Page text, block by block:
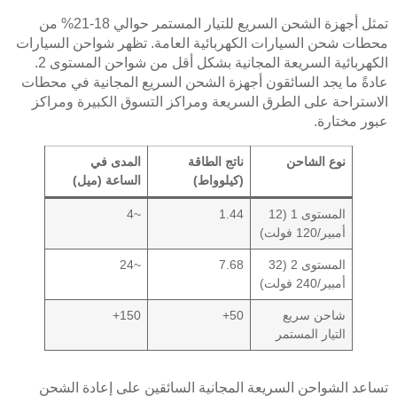
تمثل أجهزة الشحن السريع للتيار المستمر حوالي 18-21% من
محطات شحن السيارات الكهربائية العامة. تظهر شواحن السيارات
الكهربائية السريعة المجانية بشكل أقل من شواحن المستوى 2.
عادةً ما يجد السائقون أجهزة الشحن السريع المجانية في محطات
الاستراحة على الطرق السريعة ومراكز التسوق الكبيرة ومراكز
عبور مختارة.
نوع الشاحن
ناتج الطاقة
(كيلوواط)
المدى في
الساعة (ميل)
المستوى 1 (12
أمبير/120 فولت)
1.44
~4
المستوى 2 (32
أمبير/240 فولت)
7.68
~24
شاحن سريع
التيار المستمر
50+
150+
تساعد الشواحن السريعة المجانية السائقين على إعادة الشحن